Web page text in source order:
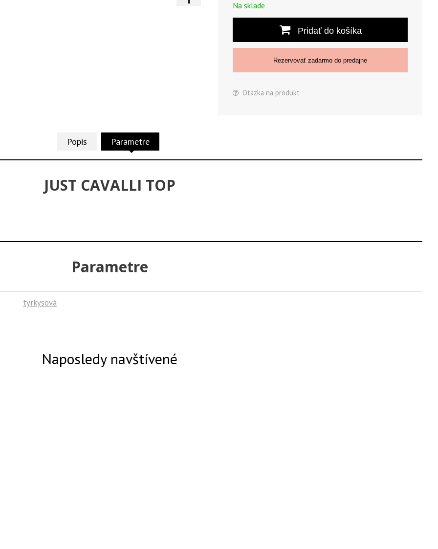
Na sklade
Pridať do košíka
Rezervovať zadarmo do predajne
Otázka na produkt
Popis Parametre
JUST CAVALLI TOP
Parametre
tyrkysová
Naposledy navštívené